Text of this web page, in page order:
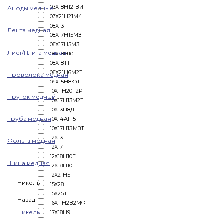
Аноды медные
Лента медная
Лист/Плита медная
Проволока медная
Пруток медный
Труба медная
Фольга медная
Шина медная
Никель
Назад
Никель
03Х18Н12-ВИ
03Х21Н21М4
08X13
08X17H15МЗТ
08X17H5M3
08X18H10
08X18T1
08X21Н6М2Т
09Х15Н8Ю1
10X11Н20Т2Р
10X17H13M2T
10Х13П8Д
10Х14АГ15
10Х17Н1ЗМЗТ
12X13
12X17
12X18H10E
12X18H10T
12X21H5T
15X28
15Х25Т
16Х11Н2В2МФ
17Х18Н9